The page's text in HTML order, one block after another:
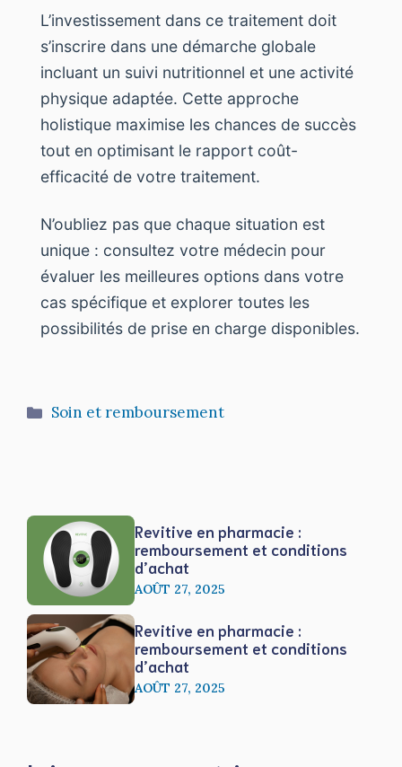
L’investissement dans ce traitement doit
s’inscrire dans une démarche globale
incluant un suivi nutritionnel et une activité
physique adaptée. Cette approche
holistique maximise les chances de succès
tout en optimisant le rapport coût-
efficacité de votre traitement.
N’oubliez pas que chaque situation est
unique : consultez votre médecin pour
évaluer les meilleures options dans votre
cas spécifique et explorer toutes les
possibilités de prise en charge disponibles.
Catégories
Soin et remboursement
Revitive en pharmacie :
remboursement et conditions
d’achat
AOÛT 27, 2025
Revitive en pharmacie :
remboursement et conditions
d’achat
AOÛT 27, 2025